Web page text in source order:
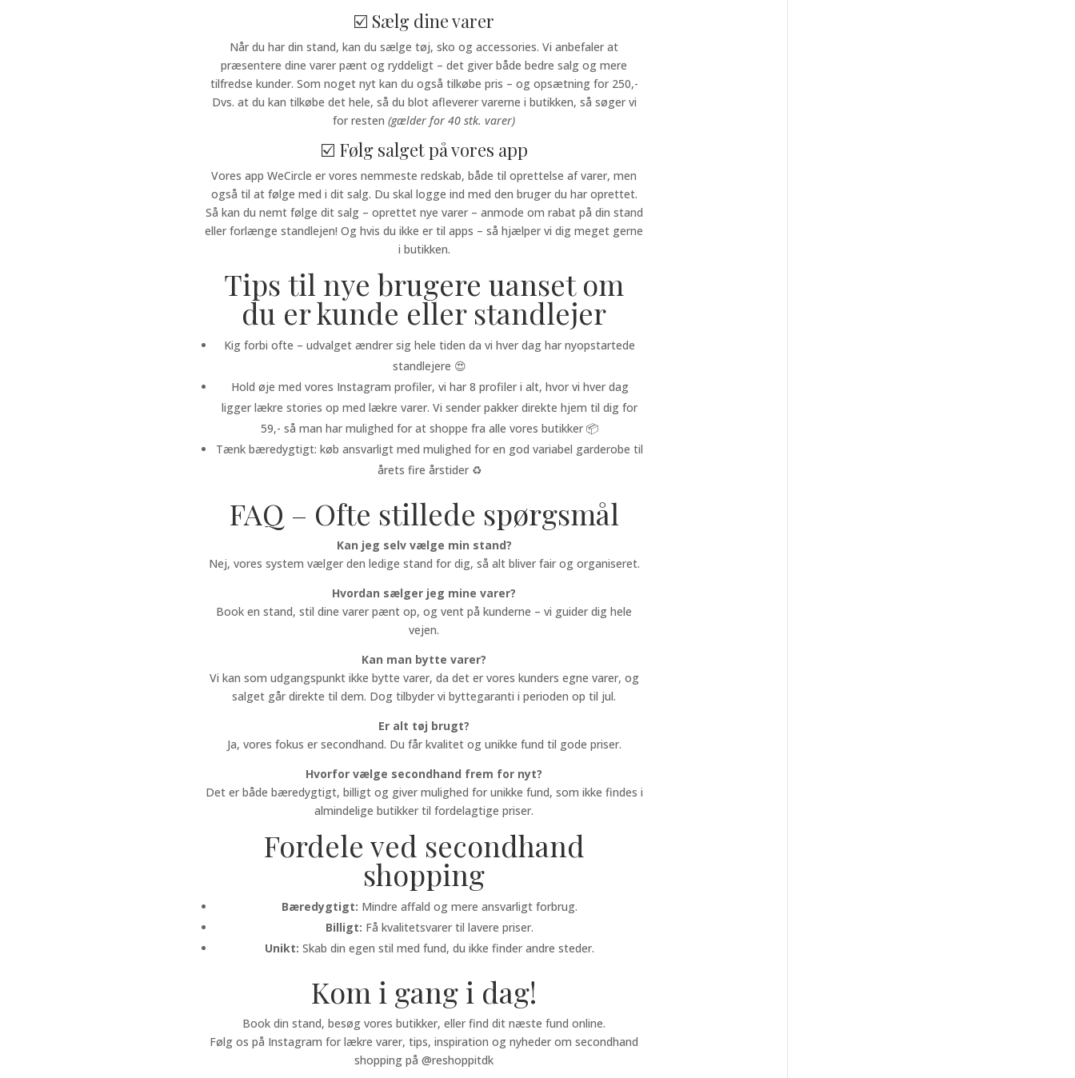
☑️ Sælg dine varer
Når du har din stand, kan du sælge tøj, sko og accessories. Vi anbefaler at
præsentere dine varer pænt og ryddeligt – det giver både bedre salg og mere
tilfredse kunder. Som noget nyt kan du også tilkøbe pris – og opsætning for 250,-
Dvs. at du kan tilkøbe det hele, så du blot afleverer varerne i butikken, så søger vi
for resten(gælder for 40 stk. varer)
☑️ Følg salget på vores app
Vores app WeCircle er vores nemmeste redskab, både til oprettelse af varer, men
også til at følge med i dit salg. Du skal logge ind med den bruger du har oprettet.
Så kan du nemt følge dit salg – oprettet nye varer – anmode om rabat på din stand
eller forlænge standlejen! Og hvis du ikke er til apps – så hjælper vi dig meget gerne
i butikken.
Tips til nye brugere uanset om
du er kunde eller standlejer
Kig forbi ofte – udvalget ændrer sig hele tiden da vi hver dag har nyopstartede
standlejere 😍
Hold øje med vores Instagram profiler, vi har 8 profiler i alt, hvor vi hver dag
ligger lækre stories op med lækre varer. Vi sender pakker direkte hjem til dig for
59,- så man har mulighed for at shoppe fra alle vores butikker 📦
Tænk bæredygtigt: køb ansvarligt med mulighed for en god variabel garderobe til
årets fire årstider ♻️
FAQ – Ofte stillede spørgsmål
Kan jeg selv vælge min stand?
Nej, vores system vælger den ledige stand for dig, så alt bliver fair og organiseret.
Hvordan sælger jeg mine varer?
Book en stand, stil dine varer pænt op, og vent på kunderne – vi guider dig hele
vejen.
Kan man bytte varer?
Vi kan som udgangspunkt ikke bytte varer, da det er vores kunders egne varer, og
salget går direkte til dem. Dog tilbyder vi byttegaranti i perioden op til jul.
Er alt tøj brugt?
Ja, vores fokus er secondhand. Du får kvalitet og unikke fund til gode priser.
Hvorfor vælge secondhand frem for nyt?
Det er både bæredygtigt, billigt og giver mulighed for unikke fund, som ikke findes i
almindelige butikker til fordelagtige priser.
Fordele ved secondhand
shopping
Bæredygtigt: Mindre affald og mere ansvarligt forbrug.
Billigt: Få kvalitetsvarer til lavere priser.
Unikt: Skab din egen stil med fund, du ikke finder andre steder.
Kom i gang i dag!
Book din stand, besøg vores butikker, eller find dit næste fund online.
Følg os på Instagram for lækre varer, tips, inspiration og nyheder om secondhand
shopping på @reshoppitdk